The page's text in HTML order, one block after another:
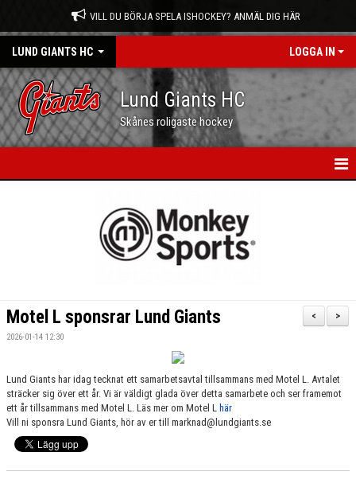
VILL DU BÖRJA SPELA ISHOCKEY? ANMÄL DIG HÄR
LUND GIANTS HC LOGGA IN
Lund Giants HC
Skånes roligaste hockey
OM OSS
MEDLEMSKAP
DOKUMENT/LÄNKAR
>
<
Motel L sponsrar Lund Giants
2026-01-14 12:30
Lund Giants har idag tecknat ett samarbetsavtal tillsammans med Motel L. Avtalet
sträcker sig över ett år. Vi är väldigt glada över detta samarbete och ser framemot
ett år tillsammans med Motel L. Läs mer om Motel L här
Vill ni sponsra Lund Giants, hör av er till marknad@lundgiants.se